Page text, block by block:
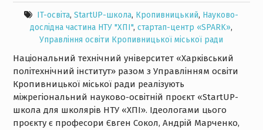
IT-освіта,StartUР-школа, Кропивницький, Науково-
дослідна частина НТУ "ХПІ",стартап-центр «SPARK»,
Управління освіти Кропивницької міської ради
Національний технічний університет «Харківський
політехнічний інститут» разом з Управлінням освіти
Кропивницької міської ради реалізують
міжрегіональний науково-освітній проєкт «StartUР-
школа для школярів НТУ «ХПІ». Ідеологами цього
проєкту є професори Євген Сокол, Андрій Марченко,